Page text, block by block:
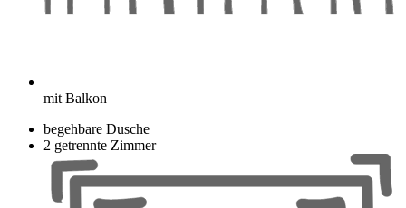
mit Balkon
begehbare Dusche
2 getrennte Zimmer